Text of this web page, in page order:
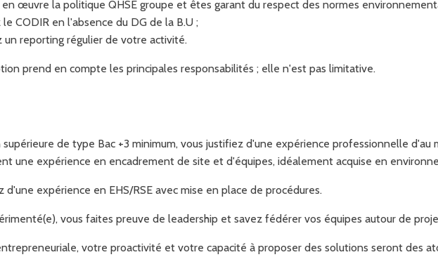
œuvre la politique QHSE groupe et êtes garant du respect des normes
CODIR en l'absence du DG de la B.U ;
un reporting régulier de votre activité.
prend en compte les principales responsabilités ; elle n'est pas limitative.
de type Bac +3 minimum, vous justifiez d'une expérience professionnelle d'au
une expérience en encadrement de site et d'équipes, idéalement acquise en
d'une expérience en EHS/RSE avec mise en place de procédures.
vous faites preuve de leadership et savez fédérer vos équipes autour de
votre proactivité et votre capacité à proposer des solutions seront des